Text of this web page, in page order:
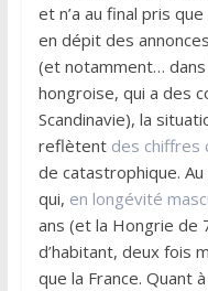
et n’a au final pris
en dépit des
(et notamment…
hongroise, qui a des
Scandinavie), la
reflètent des chiffres
de catastrophique.
qui, en longévité
ans (et la Hongrie de
d’habitant, deux fois
que la France. Quant